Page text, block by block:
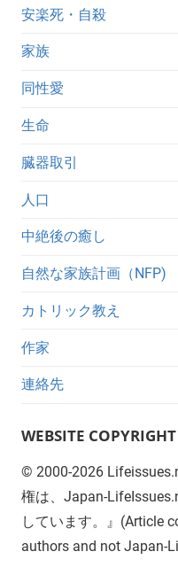
安楽死・自殺
家族
同性愛
生命
臓器取引
人口
中絶後の癒し
自然な家族計画（NFP)
カトリック教え
作家
連絡先
WEBSITE COPYRIGHT
© 2000-2026
権は、Japan-
しています。』(Article
authors and not Japan-